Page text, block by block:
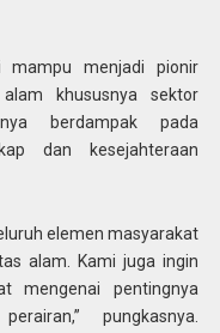
mampu menjadi pionir
khususnya sektor
berdampak pada
dan kesejahteraan
elemen masyarakat
alam. Kami juga ingin
mengenai pentingnya
pungkasnya.